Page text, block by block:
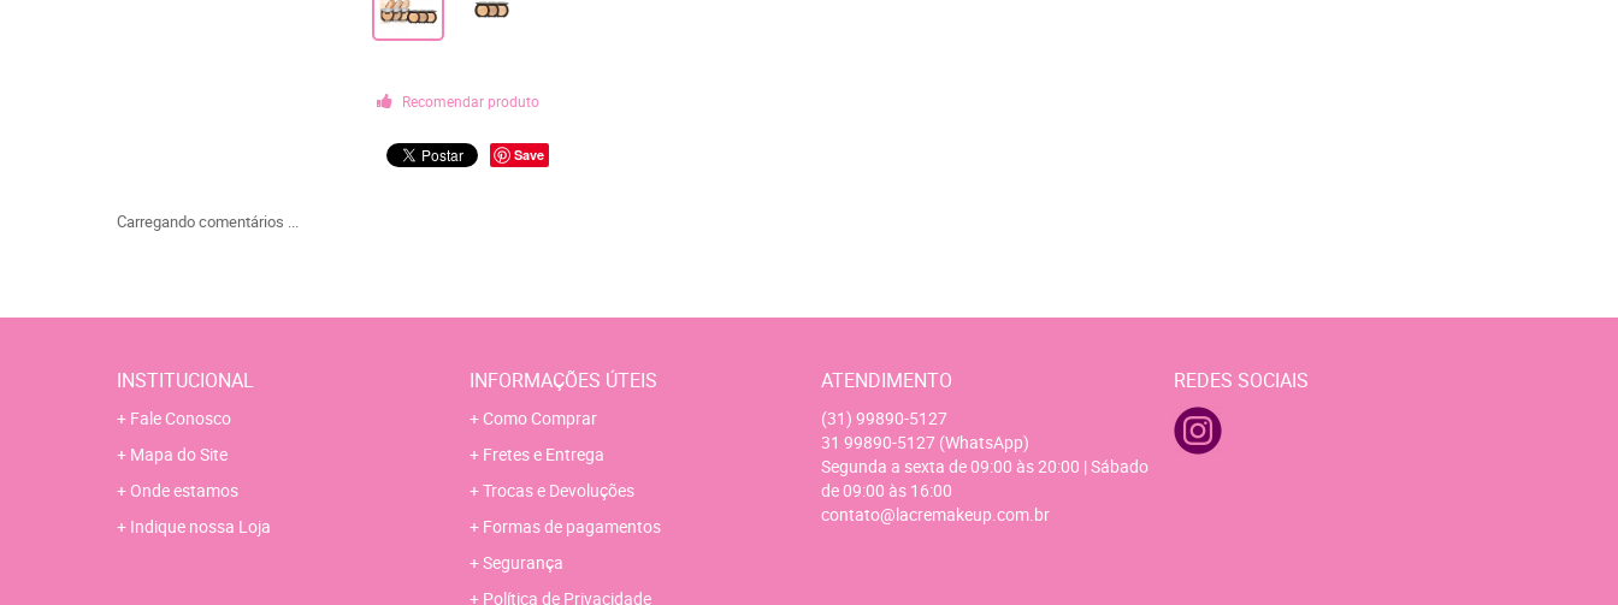
Recomendar produto
Save
Carregando comentários ...
INSTITUCIONAL
Fale Conosco
Mapa do Site
Onde estamos
Indique nossa Loja
INFORMAÇÕES ÚTEIS
Como Comprar
Fretes e Entrega
Trocas e Devoluções
Formas de pagamentos
Segurança
Política de Privacidade
ATENDIMENTO
(31) 99890-5127
31 99890-5127 (WhatsApp)
Segunda a sexta de 09:00 às 20:00 | Sábado
de 09:00 às 16:00
contato@lacremakeup.com.br
REDES SOCIAIS